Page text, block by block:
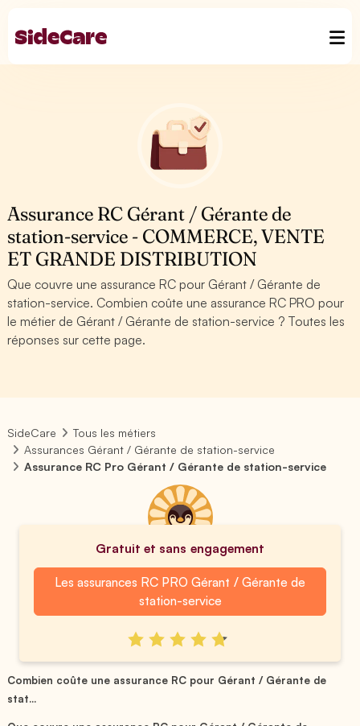
Assurance RC Gérant / Gérante de
station-service - COMMERCE, VENTE
ET GRANDE DISTRIBUTION
Que couvre une assurance RC pour Gérant / Gérante de
station-service. Combien coûte une assurance RC PRO pour
le métier de Gérant / Gérante de station-service ? Toutes les
réponses sur cette page.
SideCare
Tous les métiers
Assurances Gérant / Gérante de station-service
Assurance RC Pro Gérant / Gérante de station-service
Gratuit et sans engagement
Les assurances RC PRO Gérant / Gérante de
station-service
Combien coûte une assurance RC pour Gérant / Gérante de
stat...